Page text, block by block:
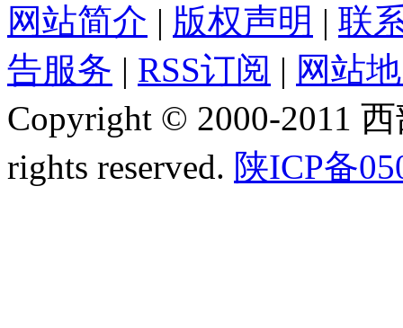
网站简介 | 版权声明 | 联
告服务 | RSS订阅 | 网站
Copyright © 2000-2011
rights reserved. 陕ICP备